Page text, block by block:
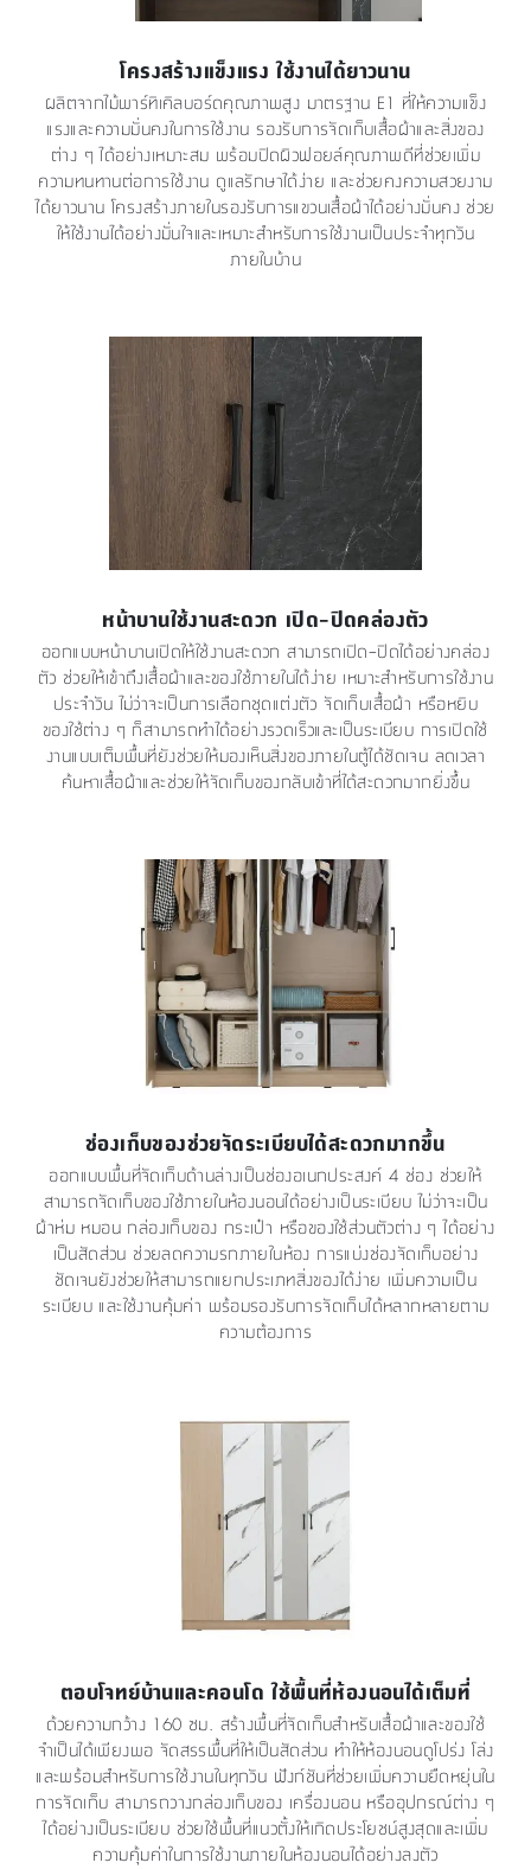
โครงสร้างแข็งแรง ใช้งานได้ยาวนาน
ผลิตจากไม้พาร์ทิเคิลบอร์ดคุณภาพสูง มาตรฐาน E1 ที่ให้ความแข็ง
แรงและความมั่นคงในการใช้งาน รองรับการจัดเก็บเสื้อผ้าและสิ่งของ
ต่าง ๆ ได้อย่างเหมาะสม พร้อมปิดผิวฟอยล์คุณภาพดีที่ช่วยเพิ่ม
ความทนทานต่อการใช้งาน ดูแลรักษาได้ง่าย และช่วยคงความสวยงาม
ได้ยาวนาน โครงสร้างภายในรองรับการแขวนเสื้อผ้าได้อย่างมั่นคง ช่วย
ให้ใช้งานได้อย่างมั่นใจและเหมาะสำหรับการใช้งานเป็นประจำทุกวัน
ภายในบ้าน
หน้าบานใช้งานสะดวก เปิด–ปิดคล่องตัว
ออกแบบหน้าบานเปิดให้ใช้งานสะดวก สามารถเปิด–ปิดได้อย่างคล่อง
ตัว ช่วยให้เข้าถึงเสื้อผ้าและของใช้ภายในได้ง่าย เหมาะสำหรับการใช้งาน
ประจำวัน ไม่ว่าจะเป็นการเลือกชุดแต่งตัว จัดเก็บเสื้อผ้า หรือหยิบ
ของใช้ต่าง ๆ ก็สามารถทำได้อย่างรวดเร็วและเป็นระเบียบ การเปิดใช้
งานแบบเต็มพื้นที่ยังช่วยให้มองเห็นสิ่งของภายในตู้ได้ชัดเจน ลดเวลา
ค้นหาเสื้อผ้าและช่วยให้จัดเก็บของกลับเข้าที่ได้สะดวกมากยิ่งขึ้น
ช่องเก็บของช่วยจัดระเบียบได้สะดวกมากขึ้น
ออกแบบพื้นที่จัดเก็บด้านล่างเป็นช่องอเนกประสงค์ 4 ช่อง ช่วยให้
สามารถจัดเก็บของใช้ภายในห้องนอนได้อย่างเป็นระเบียบ ไม่ว่าจะเป็น
ผ้าห่ม หมอน กล่องเก็บของ กระเป๋า หรือของใช้ส่วนตัวต่าง ๆ ได้อย่าง
เป็นสัดส่วน ช่วยลดความรกภายในห้อง การแบ่งช่องจัดเก็บอย่าง
ชัดเจนยังช่วยให้สามารถแยกประเภทสิ่งของได้ง่าย เพิ่มความเป็น
ระเบียบ และใช้งานคุ้มค่า พร้อมรองรับการจัดเก็บได้หลากหลายตาม
ความต้องการ
ตอบโจทย์บ้านและคอนโด ใช้พื้นที่ห้องนอนได้เต็มที่
ด้วยความกว้าง 160 ซม. สร้างพื้นที่จัดเก็บสำหรับเสื้อผ้าและของใช้
จำเป็นได้เพียงพอ จัดสรรพื้นที่ให้เป็นสัดส่วน ทำให้ห้องนอนดูโปร่ง โล่ง
และพร้อมสำหรับการใช้งานในทุกวัน ฟังก์ชันที่ช่วยเพิ่มความยืดหยุ่นใน
การจัดเก็บ สามารถวางกล่องเก็บของ เครื่องนอน หรืออุปกรณ์ต่าง ๆ
ได้อย่างเป็นระเบียบ ช่วยใช้พื้นที่แนวตั้งให้เกิดประโยชน์สูงสุดและเพิ่ม
ความคุ้มค่าในการใช้งานภายในห้องนอนได้อย่างลงตัว